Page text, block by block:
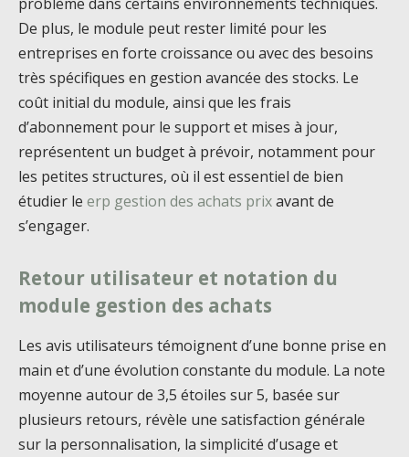
problème dans certains environnements techniques.
De plus, le module peut rester limité pour les
entreprises en forte croissance ou avec des besoins
très spécifiques en gestion avancée des stocks. Le
coût initial du module, ainsi que les frais
d’abonnement pour le support et mises à jour,
représentent un budget à prévoir, notamment pour
les petites structures, où il est essentiel de bien
étudier le erp gestion des achats prixavant de
s’engager.
Retour utilisateur et notation du
module gestion des achats
Les avis utilisateurs témoignent d’une bonne prise en
main et d’une évolution constante du module. La note
moyenne autour de 3,5 étoiles sur 5, basée sur
plusieurs retours, révèle une satisfaction générale
sur la personnalisation, la simplicité d’usage et